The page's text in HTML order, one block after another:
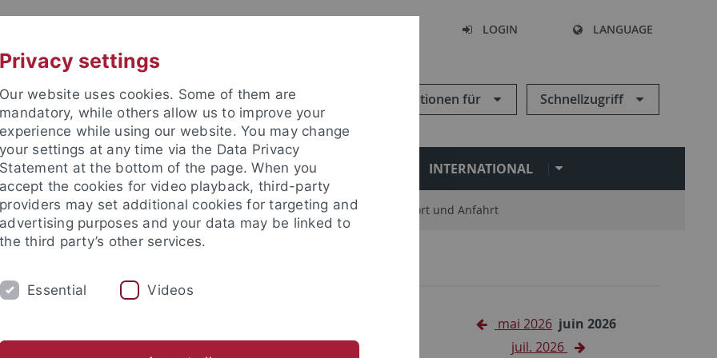
LOGIN LANGUAGE
Informationen für Schnellzugriff
STUDIUM FORSCHUNG EINRICHTUNGEN INTERNATIONAL
und Publikationen Campusleben Im Dialog Karriere Standort und Anfahrt
mai 2026 juin 2026
juil. 2026
Privacy settings
Our website uses cookies. Some of them are
mandatory, while others allow us to improve your
experience while using our website. You may change
your settings at any time via the Data Privacy
Statement at the bottom of the page. When you
accept the cookies for video playback, third-party
providers may set additional cookies for targeting and
advertising purposes and your data may be linked to
the third party’s other services.
Essential Videos